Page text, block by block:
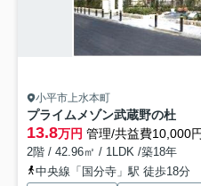
小平市上水本町
プライムメゾン武蔵野の杜
13.8万円 管理/共益費10,000円
2階 / 42.96㎡ / 1LDK /築18年
中央線「国分寺」駅 徒歩18分